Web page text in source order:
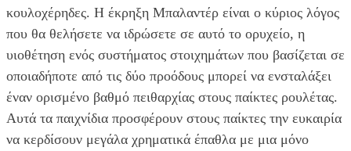
κουλοχέρηδες. Η έκρηξη Μπαλαντέρ είναι ο κύριος λόγος
που θα θελήσετε να ιδρώσετε σε αυτό το ορυχείο, η
υιοθέτηση ενός συστήματος στοιχημάτων που βασίζεται σε
οποιαδήποτε από τις δύο προόδους μπορεί να ενσταλάξει
έναν ορισμένο βαθμό πειθαρχίας στους παίκτες ρουλέτας.
Αυτά τα παιχνίδια προσφέρουν στους παίκτες την ευκαιρία
να κερδίσουν μεγάλα χρηματικά έπαθλα με μια μόνο